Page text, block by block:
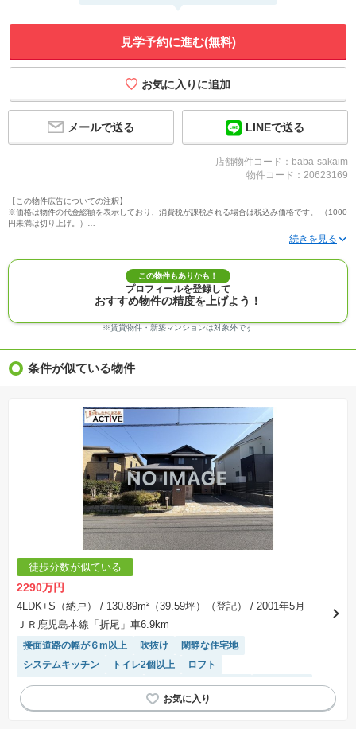
見学予約に進む(無料)
メールで送る LINEで送る
店舗物件コード：baba-sakaim
物件コード：20623169
【この物件広告についての注釈】
※価格は物件の代金総額を表示しており、消費税が課税される場合は税込み価格です。 （1000
円未満は切り上げ。）
※写真に写っている、またはパース（絵）や間取り図に描かれている家具や車などは、特にコ
※建築条件付き土地価格には、建物価格は含まれません。
※物件情報は、原則として情報提供日の２日前に最終確認した情報です。
※完成予想図はいずれも外構、植栽、外観等実際のものとは多少異なることがあります。
※モデルルーム・モデルハウス・展示場・ショールームの画像の場合、今回販売の物件と異な
※ＣＧ合成の画像の場合、実際とは多少異なる場合があります。
※物件特徴：販売戸数が複数の物件は、全ての住戸に該当しない項目もあります。
※価格更新：物件価格が変更された日から１週間表示されます。
※建築条件土地の情報内に掲載されている、建物プラン例は、土地購入者の設計プランの参考
の一例であって、プランの採用可否は任意です。
※土地（建築条件なし）で「建物プラン例」が表記してある時、そのプラン例は特定の建築請
負会社によるもので、当該建築請負会社以外で建てた場合、同様のものが同価格で建てられる
とは限りません。また建築請負会社を特定するものではありません。
※建築条件付き土地とは、その土地に建築する建物の建築請負契約が、一定期間内に成立する
ことを条件として売買される土地のことをいいます。建築請負契約成立に向けて設計プランを
協議するため、土地購入者が自己の希望する建物の設計協議をするために必要な相当の期間の
交渉期間が設定され、その期間内で希望を満たすプランが実現できたかどうかにより結論を出
します。なお、この期間は概ね3ヶ月程度とされています。納得のいくプランが出来ず、建築請
負契約が成立しない場合、土地売買契約は白紙に戻り、土地契約にかかった代金（土地代金、
手付金など）は名目のいかんに関わらず、全て返却されます。
※課税対象物件の「価格」や「費用等」は消費税込みの「総額表示」で統一しています。
※「本体価格」とは、課税対象物件においては「消費税を除いた建物価格」と「土地価格」の
合計額を指します。
表示されておりません。
※取引にかかる費用：物件の契約手続き、決済、引き渡し時にかかる費用を表示しています。
不動産会社によって表記有無が異なるため、ご自身で十分な確認をしていただくようにお願い
いたします。
場合があります。
この物件もありかも！
プロフィールを登録して
おすすめ物件の精度を上げよう！
※賃貸物件・新築マンションは対象外です
条件が似ている物件
徒歩分数が似ている
2290万円
4LDK+S（納戸） / 130.89m²（39.59坪）（登記）
/ 2001年5月
ＪＲ鹿児島本線「折尾」車6.9km
接面道路の幅が６m以上 吹抜け
閑静な住宅地
システムキッチン
トイレ2個以上
ロフト
モニター付きインターホン
IHクッキングヒーター
オール電化
平坦地
陽当り良好 WIC